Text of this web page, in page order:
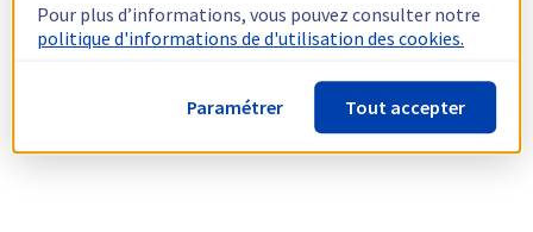
Pour plus d’informations, vous pouvez consulter notre
politique d'informations de d'utilisation des cookies.
Paramétrer Tout accepter